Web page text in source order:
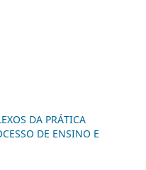
DA PRÁTICA
DE ENSINO E